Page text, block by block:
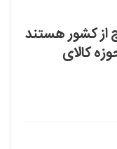
از کشور هستند
کالای